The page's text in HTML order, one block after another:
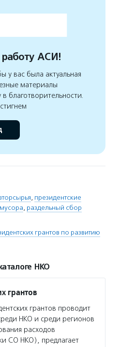
АСИ!
у вас была актуальная
материалы
благотворительности.
, президентские
, раздельный сбор
грантов по развитию
НКО
грантов
грантов проводит
НКО и среди регионов
расходов
СО НКО), предлагает